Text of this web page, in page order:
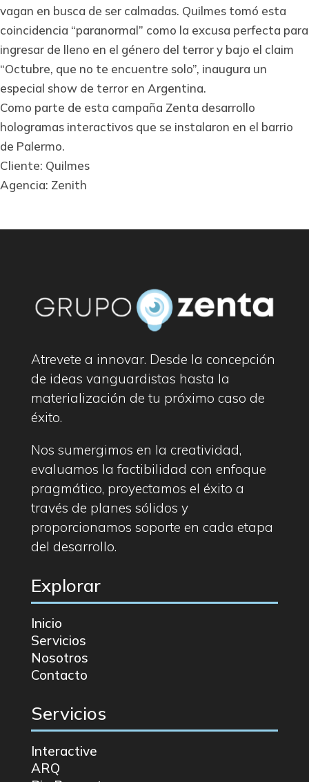
vagan en busca de ser calmadas. Quilmes tomó esta
coincidencia “paranormal” como la excusa perfecta para
ingresar de lleno en el género del terror y bajo el claim
“Octubre, que no te encuentre solo”, inaugura un
especial show de terror en Argentina.
Como parte de esta campaña Zenta desarrollo
hologramas interactivos que se instalaron en el barrio
de Palermo.
Cliente: Quilmes
Agencia: Zenith
Atrevete a innovar. Desde la concepción
de ideas vanguardistas hasta la
materialización de tu próximo caso de
éxito.
Nos sumergimos en la creatividad,
evaluamos la factibilidad con enfoque
pragmático, proyectamos el éxito a
través de planes sólidos y
proporcionamos soporte en cada etapa
del desarrollo.
Explorar
Inicio
Servicios
Nosotros
Contacto
Servicios
Interactive
ARQ